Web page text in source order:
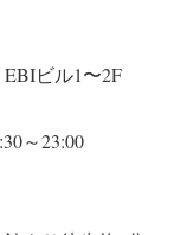
ビル1〜2F
～23:00